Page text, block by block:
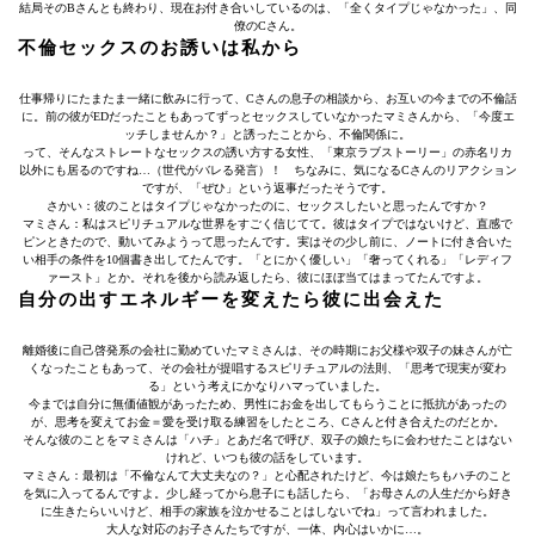
結局そのBさんとも終わり、現在お付き合いしているのは、「全くタイプじゃなかった」、同
僚のCさん。
不倫セックスのお誘いは私から
仕事帰りにたまたま一緒に飲みに行って、Cさんの息子の相談から、お互いの今までの不倫話
に。前の彼がEDだったこともあってずっとセックスしていなかったマミさんから、「今度エ
ッチしませんか？」と誘ったことから、不倫関係に。
って、そんなストレートなセックスの誘い方する女性、「東京ラブストーリー」の赤名リカ
以外にも居るのですね…（世代がバレる発言）！ ちなみに、気になるCさんのリアクション
ですが、「ぜひ」という返事だったそうです。
さかい：彼のことはタイプじゃなかったのに、セックスしたいと思ったんですか？
マミさん：私はスピリチュアルな世界をすごく信じてて。彼はタイプではないけど、直感で
ピンときたので、動いてみようって思ったんです。実はその少し前に、ノートに付き合いた
い相手の条件を10個書き出してたんです。「とにかく優しい」「奢ってくれる」「レディフ
ァースト」とか。それを後から読み返したら、彼にほぼ当てはまってたんですよ。
自分の出すエネルギーを変えたら彼に出会えた
離婚後に自己啓発系の会社に勤めていたマミさんは、その時期にお父様や双子の妹さんが亡
くなったこともあって、その会社が提唱するスピリチュアルの法則、「思考で現実が変わ
る」という考えにかなりハマっていました。
今までは自分に無価値観があったため、男性にお金を出してもらうことに抵抗があったの
が、思考を変えてお金＝愛を受け取る練習をしたところ、Cさんと付き合えたのだとか。
そんな彼のことをマミさんは「ハチ」とあだ名で呼び、双子の娘たちに会わせたことはない
けれど、いつも彼の話をしています。
マミさん：最初は「不倫なんて大丈夫なの？」と心配されたけど、今は娘たちもハチのこと
を気に入ってるんですよ。少し経ってから息子にも話したら、「お母さんの人生だから好き
に生きたらいいけど、相手の家族を泣かせることはしないでね」って言われました。
大人な対応のお子さんたちですが、一体、内心はいかに…。